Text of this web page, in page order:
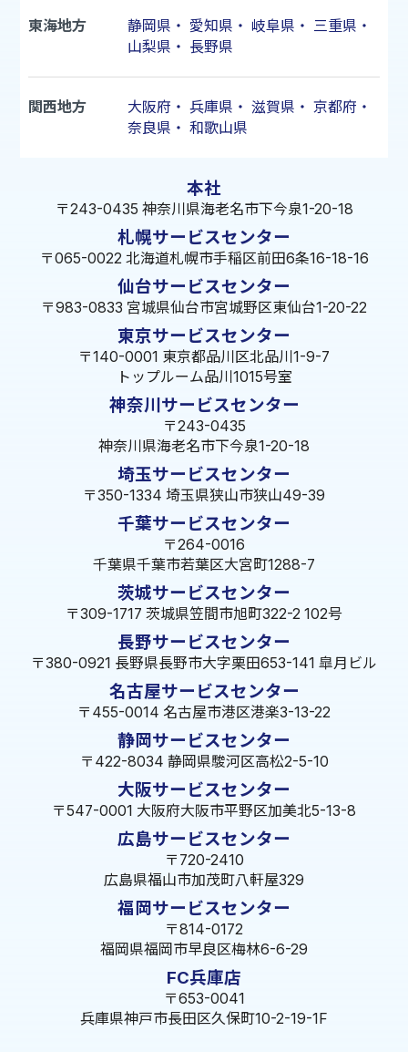
東海地方 静岡県 ・ 愛知県 ・ 岐阜県 ・ 三重県 ・
山梨県 ・ 長野県
関西地方 大阪府 ・ 兵庫県 ・ 滋賀県 ・ 京都府 ・
奈良県 ・ 和歌山県
本社
〒243-0435 神奈川県海老名市下今泉1-20-18
札幌サービスセンター
〒065-0022 北海道札幌市手稲区前田6条16-18-16
仙台サービスセンター
〒983-0833 宮城県仙台市宮城野区東仙台1-20-22
東京サービスセンター
〒140-0001 東京都品川区北品川1-9-7
トップルーム品川1015号室
神奈川サービスセンター
〒243-0435
神奈川県海老名市下今泉1-20-18
埼玉サービスセンター
〒350-1334 埼玉県狭山市狭山49-39
千葉サービスセンター
〒264-0016
千葉県千葉市若葉区大宮町1288-7
茨城サービスセンター
〒309-1717 茨城県笠間市旭町322-2 102号
長野サービスセンター
〒380-0921 長野県長野市大字栗田653-141 皐月ビル
名古屋サービスセンター
〒455-0014 名古屋市港区港楽3-13-22
静岡サービスセンター
〒422-8034 静岡県駿河区高松2-5-10
大阪サービスセンター
〒547-0001 大阪府大阪市平野区加美北5-13-8
広島サービスセンター
〒720-2410
広島県福山市加茂町八軒屋329
福岡サービスセンター
〒814-0172
福岡県福岡市早良区梅林6-6-29
FC兵庫店
〒653-0041
兵庫県神戸市長田区久保町10-2-19-1F